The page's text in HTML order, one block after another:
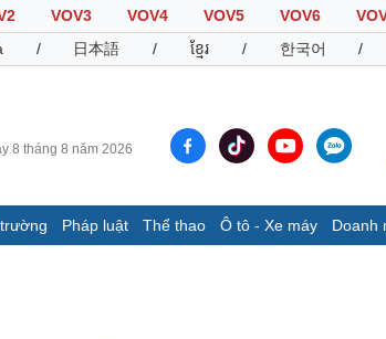
VOV3 VOV4 VOV5 VOV6
/ 日本語 / ខ្មែរ / 한국어 /
8 tháng 8 năm 2026
Pháp luật Thể thao Ô tô - Xe máy Doanh